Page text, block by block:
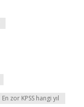
En zor KPSS hangi yıl